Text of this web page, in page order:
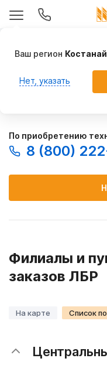
По приобретению
8 (800)
Филиалы и
заказов ЛБР
На карте Список
Ваш регион
Нет, указать